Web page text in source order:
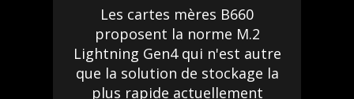
Les cartes mères B660
proposent la norme M.2
Lightning Gen4 qui n'est autre
que la solution de stockage la
plus rapide actuellement